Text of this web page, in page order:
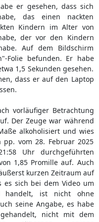
er gesehen, dass sich
das einen nackten
Kindern im Alter von
der vor den Kindern
Auf dem Bildschirm
Folie befunden. Er habe
1,5 Sekunden gesehen.
dass er auf den Laptop
vorläufiger Betrachtung
Der Zeuge war während
alkoholisiert und wies
vom 28. Februar 2025
Uhr durchgeführten
1,85 Promille auf. Auch
kurzen Zeitraum auf
es sich bei dem Video um
handelt, ist nicht ohne
seine Angabe, es habe
nicht mit dem